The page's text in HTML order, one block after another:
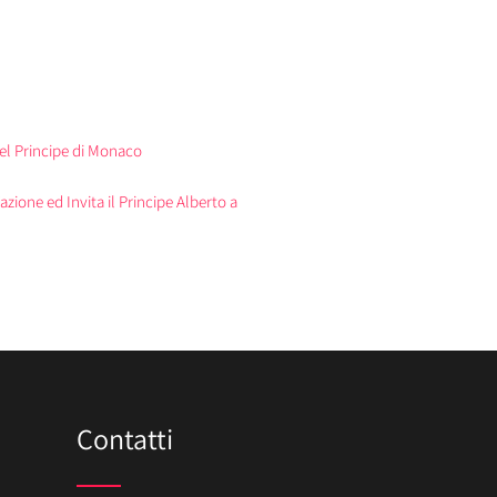
Principe di Monaco
ed Invita il Principe Alberto a
Contatti